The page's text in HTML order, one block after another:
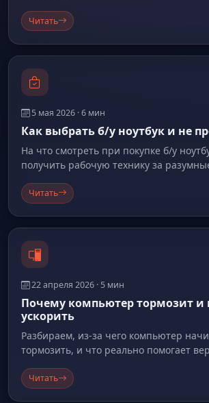
Читать
5 мая 2026 · 6 мин
Как выбрать б/у ноутбук и не
На что смотреть при покупке б/у
получить рабочую технику за
Читать
22 апреля 2026 · 5 мин
Почему компьютер тормозит и
ускорить
Разбираем, из-за чего компьютер
тормозить, и что реально помогает
Читать